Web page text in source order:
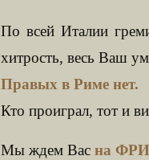
По всей Италии
хитрость, весь Ваш
Правых в Риме нет.
Кто проиграл, тот и
Мы ждем Вас на